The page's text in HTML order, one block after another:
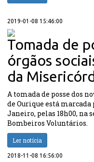
2019-01-08 15:46:00
Tomada de
órgãos
da
A tomada de posse dos
de Ourique está
Janeiro, pelas 18h00, na
Bombeiros Voluntários.
Ler notícia
2018-11-08 16:56:00